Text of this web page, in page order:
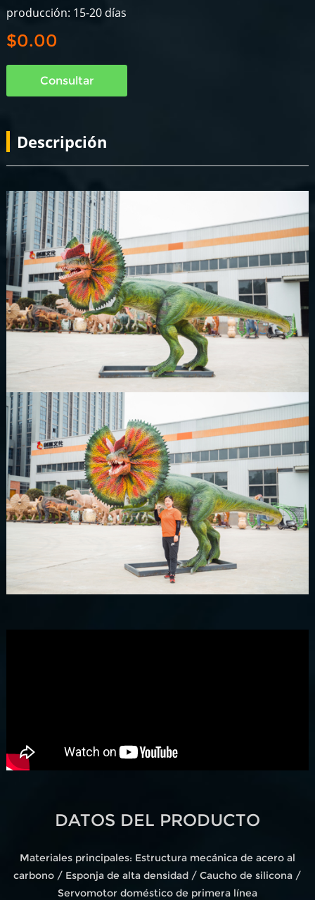
producción: 15-20 días
$0.00
Consultar
Descripción
DATOS DEL PRODUCTO
Materiales principales: Estructura mecánica de acero al
carbono / Esponja de alta densidad / Caucho de silicona /
Servomotor doméstico de primera línea